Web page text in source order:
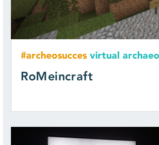
#archeosucces virtual
RoMeincraft